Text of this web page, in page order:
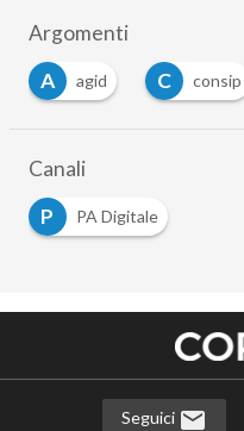
Argomenti
agid consip
Canali
P
PA Digitale
Seguici